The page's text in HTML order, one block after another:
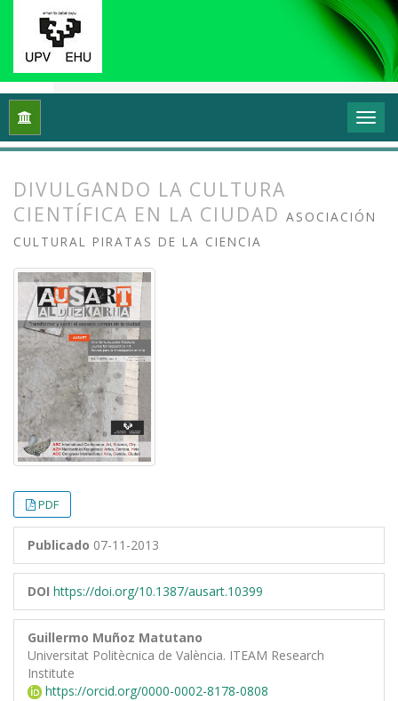
Inicio Vol. 1 Núm. 1-2 (2013): I Congreso
DIVULGANDO LA CULTURA
CIENTÍFICA EN LA CIUDAD ASOCIACIÓN
CULTURAL PIRATAS DE LA CIENCIA
PDF
Publicado 07-11-2013
DOI https://doi.org/10.1387/ausart.10399
Guillermo Muñoz Matutano
Universitat Politècnica de València. ITEAM Research
Institute
https://orcid.org/0000-0002-8178-0808